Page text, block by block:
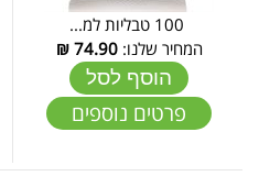
המחיר שלנו:74.90
₪
הוסף לסל
פרטים נוספים